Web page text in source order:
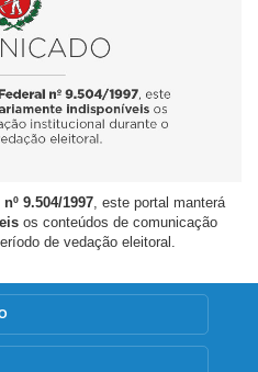
9.504/1997, este portal manterá
os conteúdos de comunicação
de vedação eleitoral.